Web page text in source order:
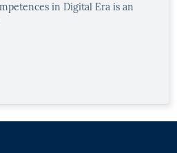
in Digital Era is an